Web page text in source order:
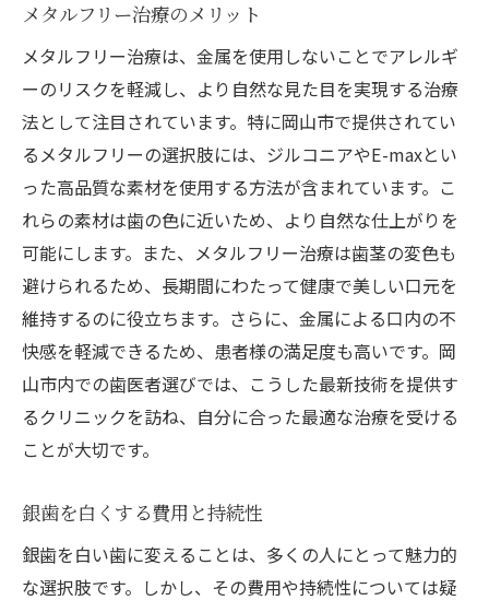
効果的な歯医者の活用法とは
治療中の生活習慣の改善方法
歯医者とのコミュニケーションの取り方
治療後も美しい歯を維持するための習慣
歯医者選びのためのカウンセリング活用法
定期的なメンテナンスの重要性
笑顔に自信！岡山市内での歯医者治療の最新情
報
岡山市内での最新治療技術のトレンド
歯医者での治療を決める前に知っておくべ
地元で人気の歯医者のおすすめ施術
治療に関する最新の研究とその応用
治療を受けた患者の満足度調査
メタルフリー治療のメリット
メタルフリー治療は、金属を使用しないことでアレルギ
ーのリスクを軽減し、より自然な見た目を実現する治療
法として注目されています。特に岡山市で提供されてい
るメタルフリーの選択肢には、ジルコニアやE-maxとい
った高品質な素材を使用する方法が含まれています。こ
れらの素材は歯の色に近いため、より自然な仕上がりを
可能にします。また、メタルフリー治療は歯茎の変色も
避けられるため、長期間にわたって健康で美しい口元を
維持するのに役立ちます。さらに、金属による口内の不
快感を軽減できるため、患者様の満足度も高いです。岡
山市内での歯医者選びでは、こうした最新技術を提供す
るクリニックを訪ね、自分に合った最適な治療を受ける
ことが大切です。
銀歯を白くする費用と持続性
銀歯を白い歯に変えることは、多くの人にとって魅力的
な選択肢です。しかし、その費用や持続性については疑